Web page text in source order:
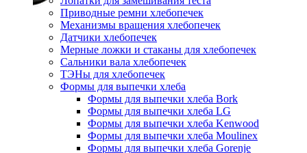
Приводные ремни хлебопечек
Механизмы вращения хлебопечек
Датчики хлебопечек
Мерные ложки и стаканы для хлебопечек
Сальники вала хлебопечек
ТЭНы для хлебопечек
Формы для выпечки хлеба
Формы для выпечки хлеба Bork
Формы для выпечки хлеба LG
Формы для выпечки хлеба Kenwood
Формы для выпечки хлеба Moulinex
Формы для выпечки хлеба Gorenje